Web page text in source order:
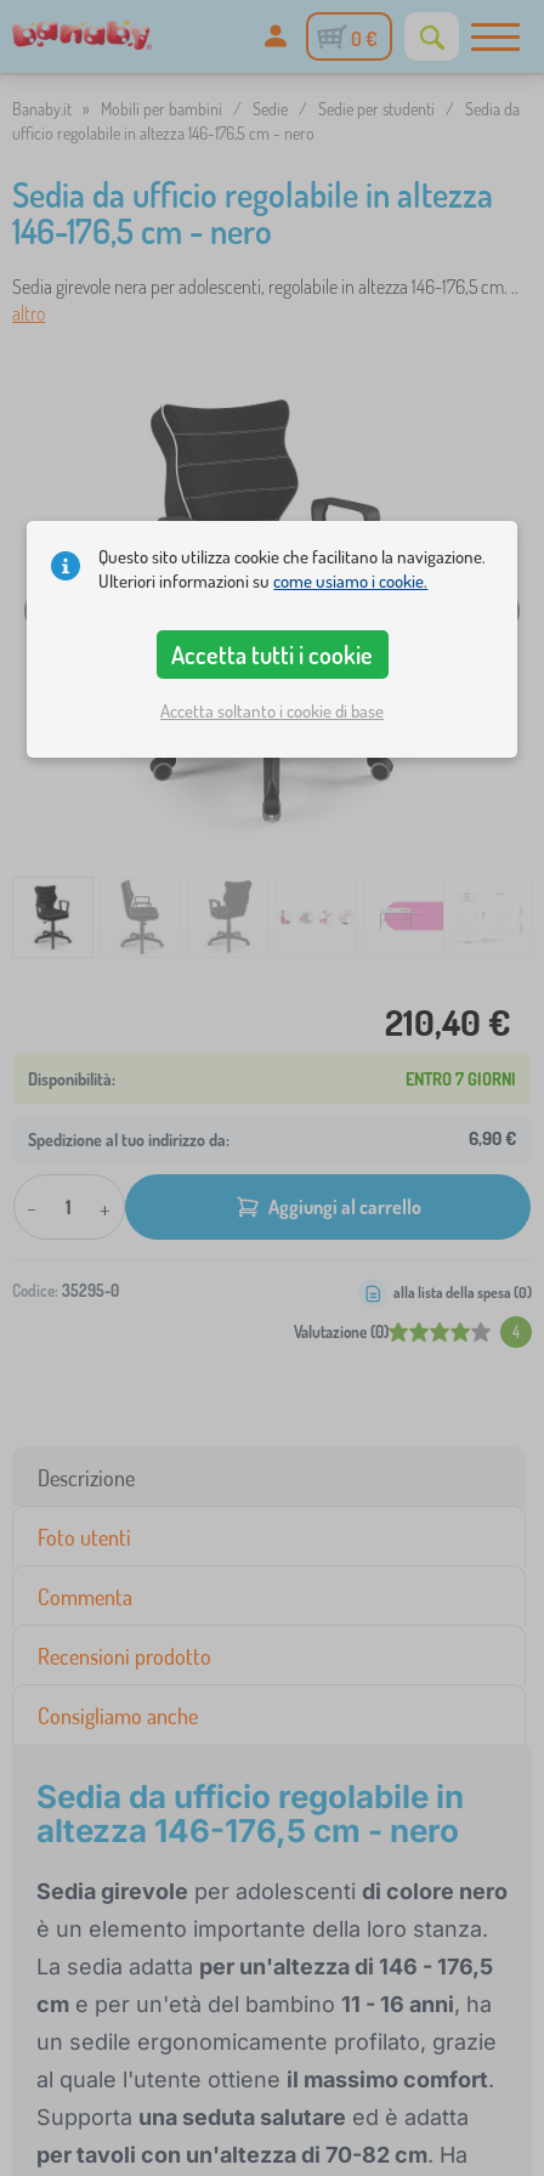
0 €
Banaby.it » Mobili per bambini / Sedie / Sedie per studenti / Sedia da
ufficio regolabile in altezza 146-176,5 cm - nero
Sedia da ufficio regolabile in altezza
146-176,5 cm - nero
Sedia girevole nera per adolescenti, regolabile in altezza 146-176,5 cm. ..
altro
210,40 €
ENTRO 7 GIORNI
Spedizione al tuo indirizzo da: 6,90 €
- + Aggiungi al carrello
Codice: 35295-0
Valutazione (0) 4
alla lista della spesa (0)
Descrizione
Foto utenti
Commenta
Recensioni prodotto
Consigliamo anche
Sedia da ufficio regolabile in
altezza 146-176,5 cm - nero
Sedia girevole per adolescenti di colore nero
è un elemento importante della loro stanza.
La sedia adatta per un'altezza di 146 - 176,5
cm e per un'età del bambino 11 - 16 anni, ha
un sedile ergonomicamente profilato, grazie
al quale l'utente ottiene il massimo comfort.
Supporta una seduta salutare ed è adatta
per tavoli con un'altezza di 70-82 cm. Ha
Questo sito utilizza cookie che facilitano la navigazione.
Ulteriori informazioni sucome usiamo i cookie.
Accetta tutti i cookie
Accetta soltanto i cookie di base